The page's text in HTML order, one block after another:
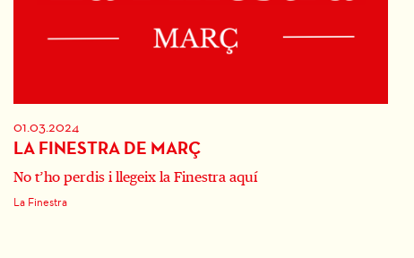
01.03.2024
LA FINESTRA DE MARÇ
No t’ho perdis i llegeix la Finestra aquí
La Finestra